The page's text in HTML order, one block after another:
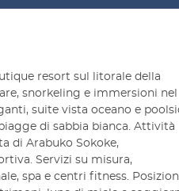
resort sul litorale della
snorkeling e immersioni nel
suite vista oceano e
di sabbia bianca. Attività
di Arabuko Sokoke,
Servizi su misura,
spa e centri fitness.